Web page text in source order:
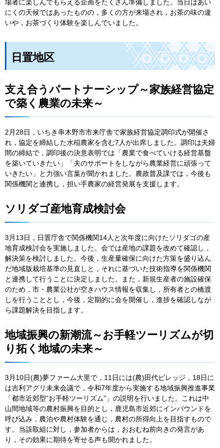
場者に楽しんでもらえる企画をたくさん準備しました。当日はあい
にくの天候ではあったものの，多くの方が来場され，お茶の味の違
いや，お茶づくり体験を楽しんでいました。
日置地区
支え合うパートナーシップ～家族経営協定
で築く農業の未来～
2月28日，いちき串木野市市来庁舎で家族経営協定調印式が開催さ
れ，協定を締結した水稲農家を含む7人が出席しました。調印は夫婦
間の締結で，調印後の決意表明では「農業で食べていける経営基盤
を築いていきたい」「夫のサポートをしながら農業経営に頑張って
いきたい」と力強い言葉が聞かれました。農政普及課では，今後も
関係機関と連携し，担い手農家の経営発展を支援します。
ソリダゴ産地育成検討会
3月13日，日置庁舎で関係機関14人と次年度に向けたソリダゴの産
地育成検討会を実施しました。会では産地の課題を改めて確認し，
解決策を検討しました。今後，生産量確保に向けた方策を盛り込ん
だ地域版栽培基準の見直しと，それに基づいた技術指導を関係機関
と連携して行うことに決定しました。また，新規生産者の施設確保
のため，市・農業公社が空きハウス情報を収集し，所有者との橋渡
しを行うこととし，今後，定期的に会を開催し，進捗を確認しなが
ら課題解決を目指します。
地域振興の新潮流～お手軽ツーリズムが切
り拓く地域の未来～
3月10日(農)夢ファーム大里で，11日には(農)田代ビレッジ，18日に
は吉利アグリ未来会議で，令和7年度から実施する地域振興推進事業
「都市近郊型”お手軽ツーリズム”」の説明を行いました。これは中
山間地域等の農村振興を目的とし，鹿児島市近郊にインバウンドを
呼び込み，農泊や農村体験を通じ，農村の所得向上を目指すもので
す。当該取組に対し，参加者からは，おおむね前向きの発言があ
り，その効果に期待を寄せる声も聞かれました。